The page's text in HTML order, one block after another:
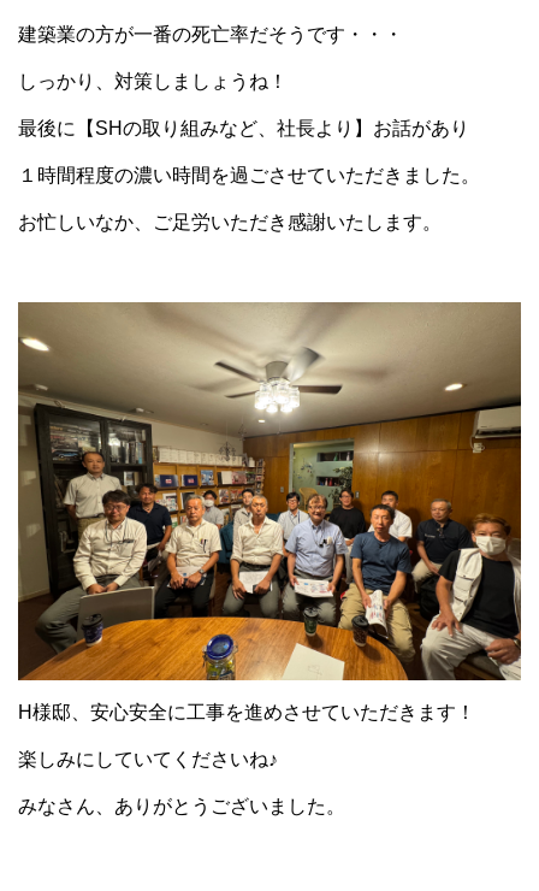
建築業の方が一番の死亡率だそうです・・・
しっかり、対策しましょうね！
最後に【SHの取り組みなど、社長より】お話があり
１時間程度の濃い時間を過ごさせていただきました。
お忙しいなか、ご足労いただき感謝いたします。
H様邸、安心安全に工事を進めさせていただきます！
楽しみにしていてくださいね♪
みなさん、ありがとうございました。